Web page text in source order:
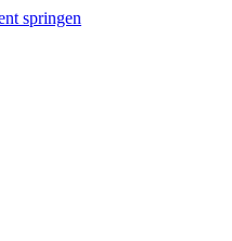
springen